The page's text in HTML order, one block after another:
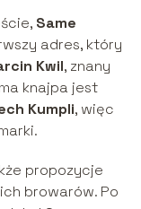
Same
adres, który
Kwil, znany
knajpa jest
Kumpli, więc
propozycje
browarów. Po